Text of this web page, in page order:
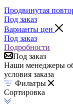
Продвинутая
Под заказ
Варианты цен
Под заказ
Подробности
Под заказ
Наши менеджеры
условия заказа
Фильтры
Сортировка